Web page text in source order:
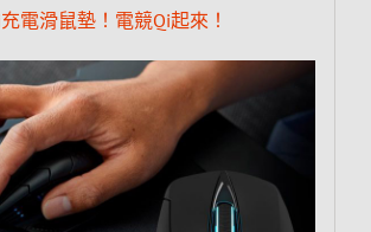
電滑鼠墊！電競Qi起來！